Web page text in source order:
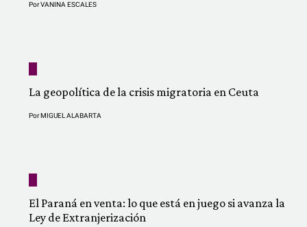
PorVANINA ESCALES
La geopolítica de la crisis migratoria en Ceuta
PorMIGUEL ALABARTA
El Paraná en venta: lo que está en juego si avanza la
Ley de Extranjerización